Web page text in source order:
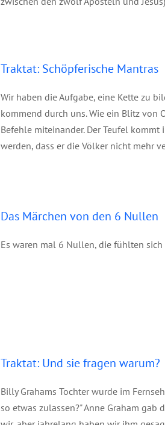
Traktat: Schöpferische Mantras
Wir haben die Aufgabe, eine Kette zu
kommend durch uns. Wie ein Blitz von
Befehle miteinander. Der Teufel kommt
werden, dass er die Völker nicht mehr
Das Märchen von den 6 Nullen
Es waren mal 6 Nullen, die fühlten
Traktat: Und sie fragen warum?
Billy Grahams Tochter wurde im
so etwas zulassen?" Anne Graham